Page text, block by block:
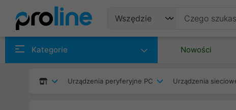
Kategorie Nowości
Urządzenia peryferyjne PC Urządzenia